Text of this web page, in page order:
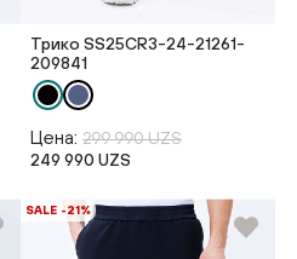
Трико SS25CR3-24-21261-
209841
Цена: 299 990 UZS
249 990 UZS
SALE -21%